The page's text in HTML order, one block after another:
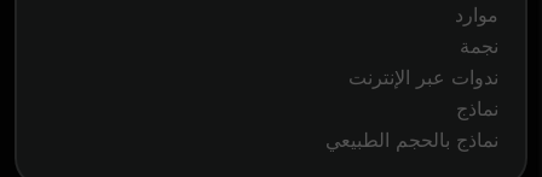
موارد
نجمة
ندوات عبر الإنترنت
نماذج
نماذج بالحجم الطبيعي